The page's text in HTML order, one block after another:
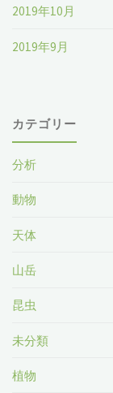
2019年10月
2019年9月
カテゴリー
分析
動物
天体
山岳
昆虫
未分類
植物